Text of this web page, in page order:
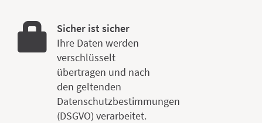
Sicher ist sicher
Ihre Daten werden
verschlüsselt
übertragen und nach
den geltenden
Datenschutzbestimmungen
(DSGVO) verarbeitet.